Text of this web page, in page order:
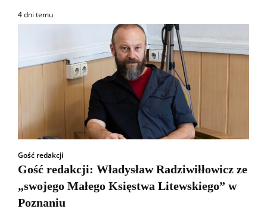
4 dni temu
Gość redakcji
Gość redakcji: Władysław Radziwiłłowicz ze
„swojego Małego Księstwa Litewskiego” w
Poznaniu